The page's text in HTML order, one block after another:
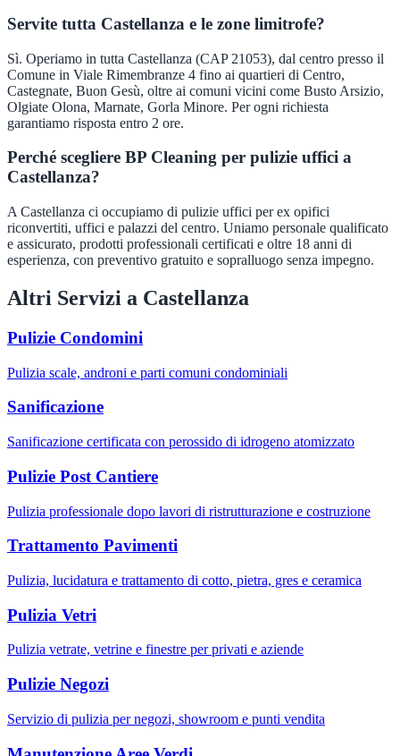
Servite tutta Castellanza e le zone limitrofe?
Sì. Operiamo in tutta Castellanza (CAP 21053), dal centro presso il
Comune in Viale Rimembranze 4 fino ai quartieri di Centro,
Castegnate, Buon Gesù, oltre ai comuni vicini come Busto Arsizio,
Olgiate Olona, Marnate, Gorla Minore. Per ogni richiesta
garantiamo risposta entro 2 ore.
Perché scegliere BP Cleaning per pulizie uffici a
Castellanza?
A Castellanza ci occupiamo di pulizie uffici per ex opifici
riconvertiti, uffici e palazzi del centro. Uniamo personale qualificato
e assicurato, prodotti professionali certificati e oltre 18 anni di
esperienza, con preventivo gratuito e sopralluogo senza impegno.
Altri Servizi a Castellanza
Pulizie Condomini
Pulizia scale, androni e parti comuni condominiali
Sanificazione
Sanificazione certificata con perossido di idrogeno atomizzato
Pulizie Post Cantiere
Pulizia professionale dopo lavori di ristrutturazione e costruzione
Trattamento Pavimenti
Pulizia, lucidatura e trattamento di cotto, pietra, gres e ceramica
Pulizia Vetri
Pulizia vetrate, vetrine e finestre per privati e aziende
Pulizie Negozi
Servizio di pulizia per negozi, showroom e punti vendita